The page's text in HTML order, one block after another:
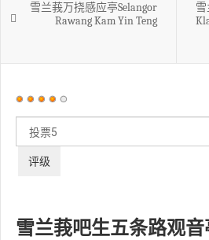
雪兰莪万挠感应亭Selangor
Rawang Kam Yin Teng
用
价：4/
评
雪兰莪吧生五条路观音